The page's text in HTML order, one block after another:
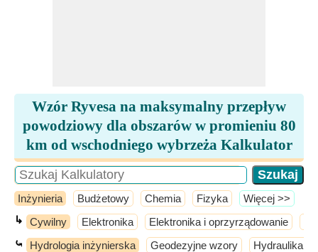
Wzór Ryvesa na maksymalny przepływ
powodziowy dla obszarów w promieniu 80
km od wschodniego wybrzeża Kalkulator
Inżynieria Budżetowy Chemia Fizyka ​Więcej >>
↳ Cywilny Elektronika Elektronika i oprzyrządowanie
⤿ Hydrologia inżynierska Geodezyjne wzory Hydraulika i